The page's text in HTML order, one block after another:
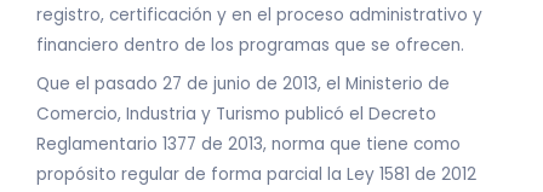
registro, certificación y en el proceso administrativo y
financiero dentro de los programas que se ofrecen.
Que el pasado 27 de junio de 2013, el Ministerio de
Comercio, Industria y Turismo publicó el Decreto
Reglamentario 1377 de 2013, norma que tiene como
propósito regular de forma parcial la Ley 1581 de 2012